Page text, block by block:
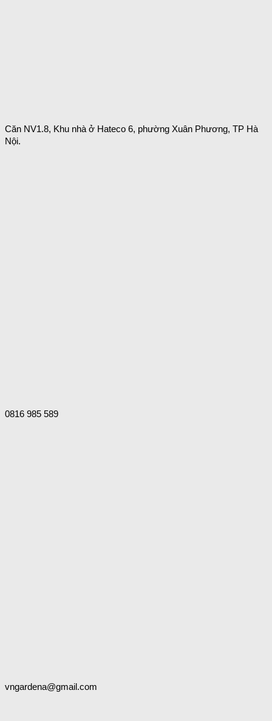
Căn NV1.8, Khu nhà ở Hateco 6, phường Xuân Phương, TP Hà
Nội.
0816 985 589
vngardena@gmail.com